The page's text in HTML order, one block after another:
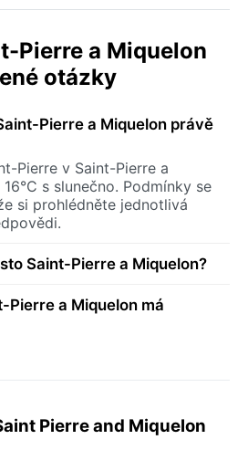
Pierre a Miquelon
otázky
Pierre a Miquelon právě
Pierre v Saint-Pierre a
s slunečno. Podmínky se
si prohlédněte jednotlivá
Saint-Pierre a Miquelon?
Pierre a Miquelon má
Pierre and Miquelon